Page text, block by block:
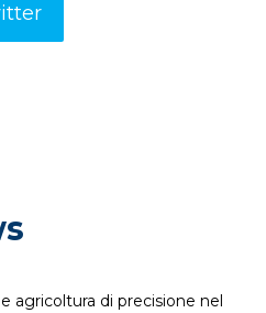
agricoltura di precisione nel